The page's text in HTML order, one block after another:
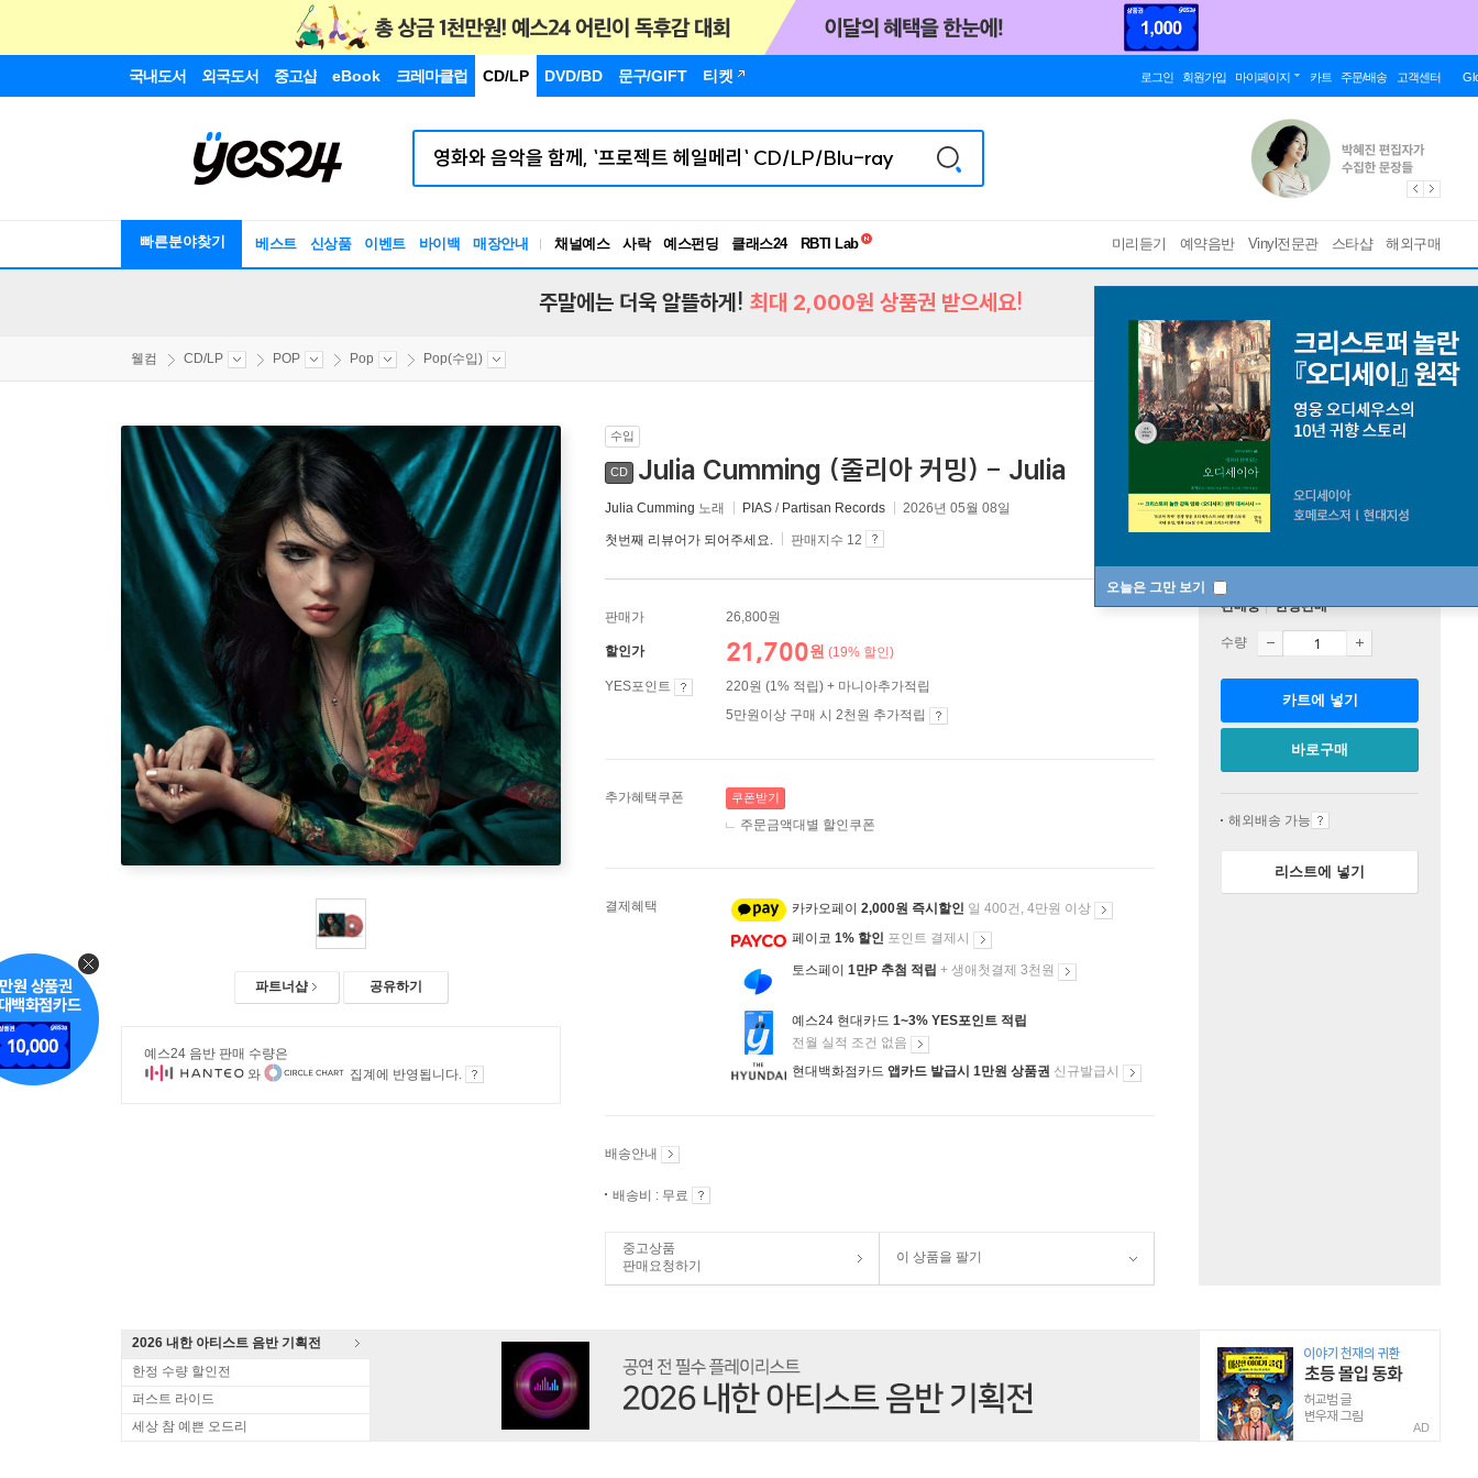
국내도서 외국도서 중고샵 eBook 크레마클럽 CD/LP DVD/BD 문구/GIFT 티켓 로그인 회원가입 마이페이지 카트 주문/배송 고객센터
빠른분야찾기 베스트 신상품 이벤트 바이백 매장안내 채널예스 사락 예스펀딩 클래스24
RBTI Lab
독서유형검사
미리듣기 예약음반 Vinyl전문관 스타샵 해외구매
오늘은 그만 보기
주말에는 더욱 알뜰하게! 최대 2,000원 상품권 받으세요!
웰컴 CD/LP POP Pop Pop(수입)
파트너샵 공유하기
예스24 음반 판매 수량은
와
집계에 반영됩니다.
수입
CD Julia Cumming (줄리아 커밍) - Julia
Julia Cumming 노래 PIAS / Partisan Records 2026년 05월 08일
첫번째 리뷰어가 되어주세요. 판매지수 12
판매가 26,800원
할인가 21,700원 (19% 할인)
YES포인트
220원 (1% 적립) + 마니아추가적립
5만원이상 구매 시 2천원 추가적립
추가혜택쿠폰 쿠폰받기
주문금액대별 할인쿠폰
결제혜택 카카오페이 2,000원 즉시할인 일 400건, 4만원 이상
페이코 1% 할인 포인트 결제시
토스페이 1만P 추첨 적립 + 생애첫결제 3천원
예스24 현대카드 1~3% YES포인트 적립
전월 실적 조건 없음
현대백화점카드 앱카드 발급시 1만원 상품권 신규발급시
배송안내
배송비 : 무료
중고상품
판매요청하기
이 상품을 팔기
판매중 한정판매
수량
카트에 넣기
바로구매
해외배송 가능
리스트에 넣기
2026 내한 아티스트 음반 기획전
한정 수량 할인전
퍼스트 라이드
세상 참 예쁜 오드리
AD